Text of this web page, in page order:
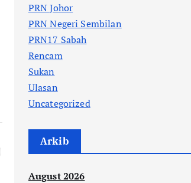
PRN Johor
PRN Negeri Sembilan
PRN17 Sabah
Rencam
Sukan
Ulasan
Uncategorized
Arkib
August 2026